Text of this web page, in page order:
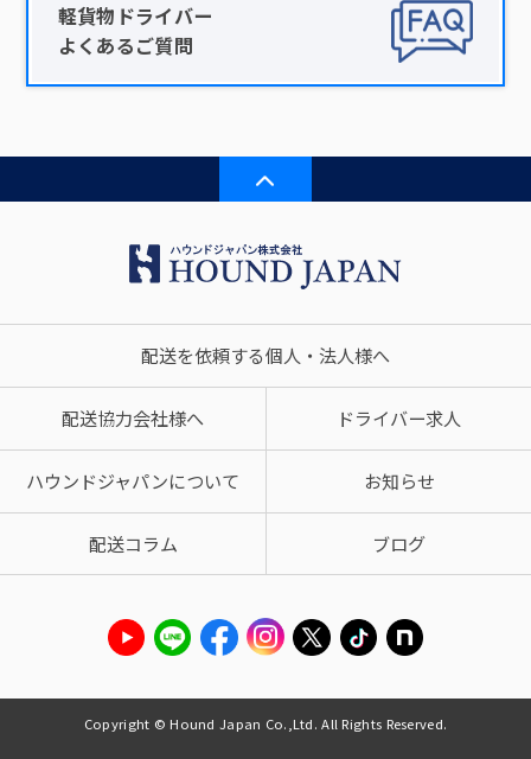
軽貨物ドライバー
よくあるご質問
配送を依頼する個人・法人様へ
配送協力会社様へ ドライバー求人
ハウンドジャパンについて お知らせ
配送コラム ブログ
Copyright © Hound Japan Co.,Ltd. All Rights Reserved.